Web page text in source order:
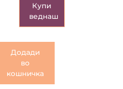
Купи
веднаш
Додади
во
кошничка